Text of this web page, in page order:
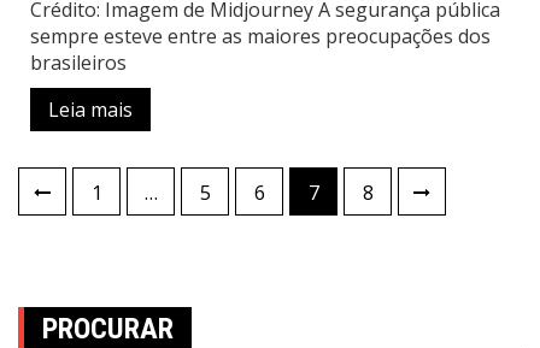
Crédito: Imagem de Midjourney A segurança pública
sempre esteve entre as maiores preocupações dos
brasileiros
Leia mais
Paginação
de
1 … 5 6 7 8
PROCURAR